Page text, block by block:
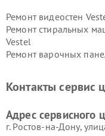
Ремонт видеостен
Ремонт стиральных
Vestel
Ремонт варочных
Контакты сервис
Адрес сервисного
г. Ростов-на-Дону,